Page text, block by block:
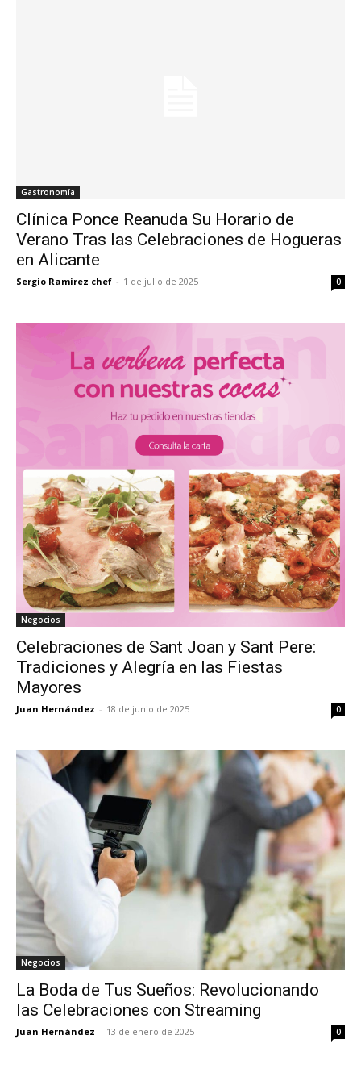
Gastronomía
Clínica Ponce Reanuda Su Horario de
Verano Tras las Celebraciones de Hogueras
en Alicante
Sergio Ramirez chef - 1 de julio de 2025 0
Negocios
Celebraciones de Sant Joan y Sant Pere:
Tradiciones y Alegría en las Fiestas
Mayores
Juan Hernández - 18 de junio de 2025 0
Negocios
La Boda de Tus Sueños: Revolucionando
las Celebraciones con Streaming
Juan Hernández - 13 de enero de 2025 0